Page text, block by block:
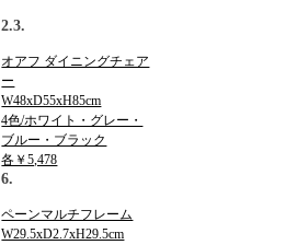
2.3.
オアフ ダイニングチェア
ー
W48xD55xH85cm
4色/ホワイト・グレー・
ブルー・ブラック
各￥5,478
6.
ペーンマルチフレーム
W29.5xD2.7xH29.5cm